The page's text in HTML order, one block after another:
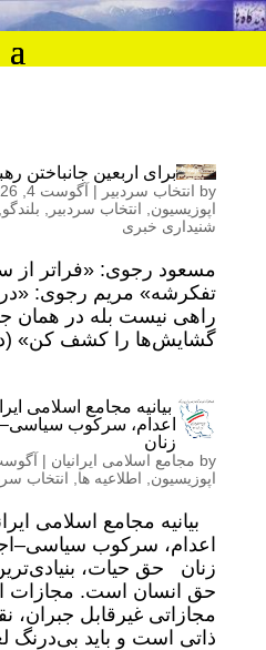
برای اربعین جانباختن
by انتخاب سردبیر | آگوست 4, 2026 12:13 ب.ظ
اپوزیسیون
انتخاب سردبیر بلندگو
شنیداری خبری
مسعود رجوی: «فراتر از
تفکرشه» مریم رجوی: «در
راهی نیست بله در همان
گشایش‌ها را کشف کن»
بیانیه مجامع اسلامی
اعدام، سرکوب
زنان
by مجامع اسلامی ایرانیان | آگوست 4, 2026
اپوزیسیون
اطلاعیه ها انتخاب
بیانیه مجامع اسلامی
اعدام، سرکوب
زنان حق حیات،
حق انسان است. مجازات
مجازاتی غیرقابل
ذاتی است و باید بی‌درنگ